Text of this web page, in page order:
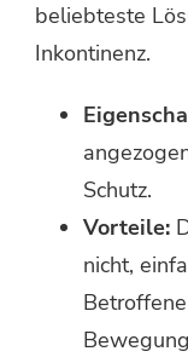
beliebteste
Inkontinenz.
Schutz.
Vorteile:
nicht,